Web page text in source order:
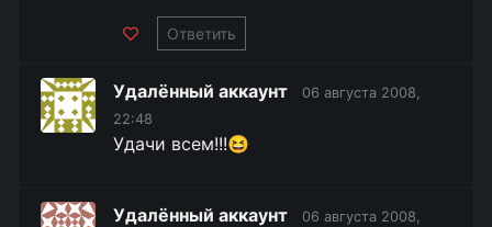
Ответить
Удалённый аккаунт
06 августа 2008,
22:48
Удачи всем!!!😆
Удалённый аккаунт
06 августа 2008,